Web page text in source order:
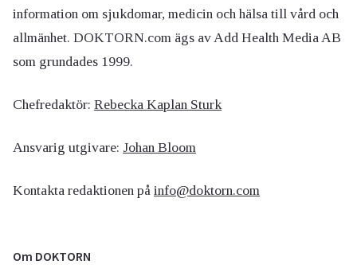
information om sjukdomar, medicin och hälsa till vård och
allmänhet. DOKTORN.com ägs av Add Health Media AB
som grundades 1999.
Chefredaktör: Rebecka Kaplan Sturk
Ansvarig utgivare: Johan Bloom
Kontakta redaktionen på info@doktorn.com
Om DOKTORN